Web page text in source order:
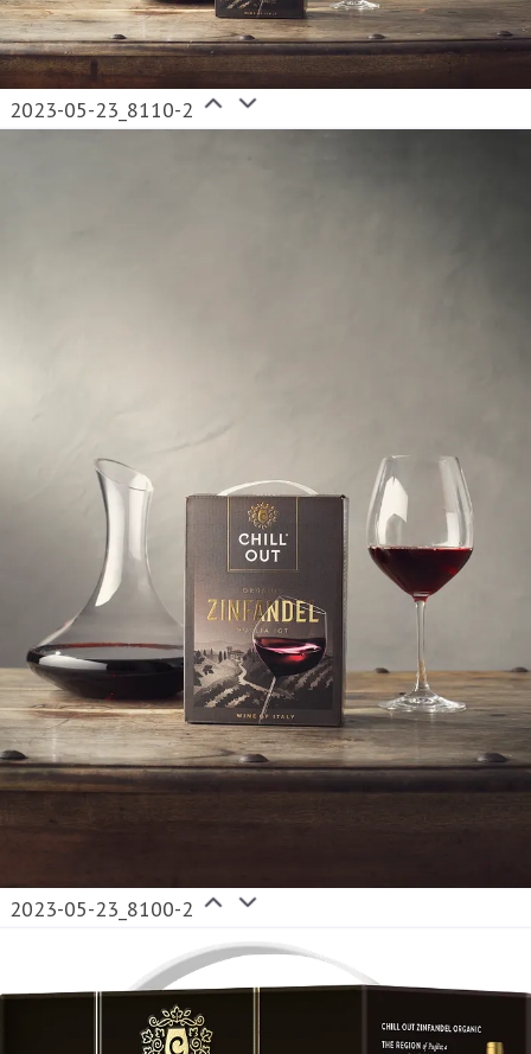
2023-05-23_8110-2
2023-05-23_8100-2